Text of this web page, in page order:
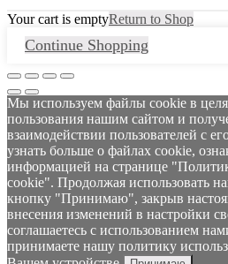
Your cart is emptyReturn to Shop
Continue Shopping
Мы используем файлы cookie в
пользования нашим сайтом и
взаимодействии пользователей с
узнать больше о файлах cookie,
информацией на странице
cookie". Продолжая использовать
кнопку "Принимаю", закрыв
внесения изменений в настройки
соглашаетесь с использованием
принимаете нашу политику